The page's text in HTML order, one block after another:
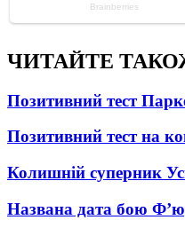
ЧИТАЙТЕ
Позитивний тест
Позитивний тест на
Колишній суперник
Названа дата бою